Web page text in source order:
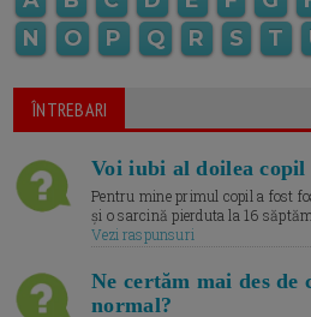
N
O P Q R S T
ÎNTREBARI
Voi iubi al doilea
Pentru mine primul copil a fost
și o sarcină pierduta la 16
Vezi raspunsuri
Ne certăm mai des de
normal?